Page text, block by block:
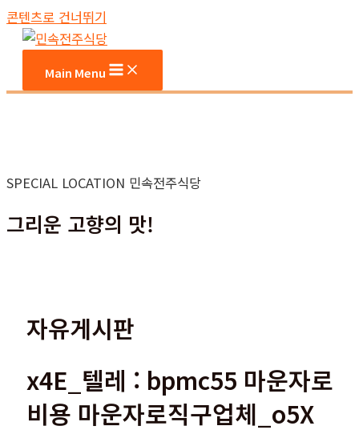
콘텐츠로 건너뛰기
Main Menu
SPECIAL LOCATION 민속전주식당
그리운 고향의 맛!
자유게시판
x4E_텔레 : bpmc55 마운자로
비용 마운자로직구업체_o5X